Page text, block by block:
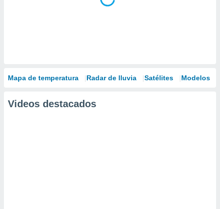
Mapa de temperatura Radar de lluvia Satélites Modelos
Videos destacados